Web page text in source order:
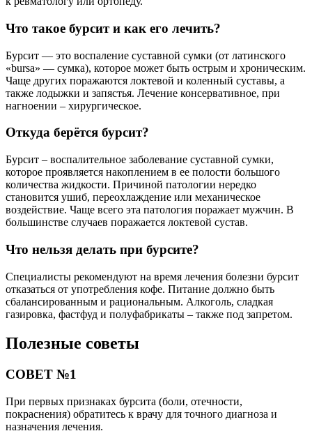
Что такое бурсит и как его лечить?
Бурсит — это воспаление суставной сумки (от латинского
«bursa» — сумка), которое может быть острым и хроническим.
Чаще других поражаются локтевой и коленный суставы, а
также лодыжки и запястья. Лечение консервативное, при
нагноении – хирургическое.
Откуда берётся бурсит?
Бурсит – воспалительное заболевание суставной сумки,
которое проявляется накоплением в ее полости большого
количества жидкости. Причиной патологии нередко
становится ушиб, переохлаждение или механическое
воздействие. Чаще всего эта патология поражает мужчин. В
большинстве случаев поражается локтевой сустав.
Что нельзя делать при бурсите?
Специалисты рекомендуют на время лечения болезни бурсит
отказаться от употребления кофе. Питание должно быть
сбалансированным и рациональным. Алкоголь, сладкая
газировка, фастфуд и полуфабрикаты – также под запретом.
Полезные советы
СОВЕТ №1
При первых признаках бурсита (боли, отечности,
покраснения) обратитесь к врачу для точного диагноза и
назначения лечения.